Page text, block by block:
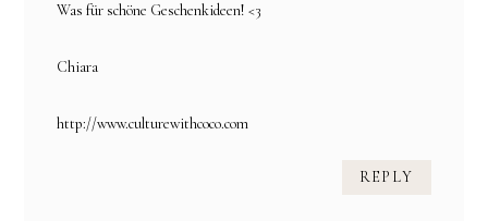
Was für schöne Geschenkideen! <3
Chiara
http://www.culturewithcoco.com
REPLY